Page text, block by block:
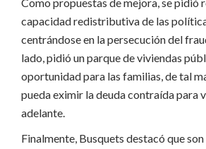
capacidad redistributiva de las
centrándose en la persecución del
lado, pidió un parque de viviendas
oportunidad para las familias, de tal
pueda eximir la deuda contraída para
adelante.
Finalmente, Busquets destacó que son